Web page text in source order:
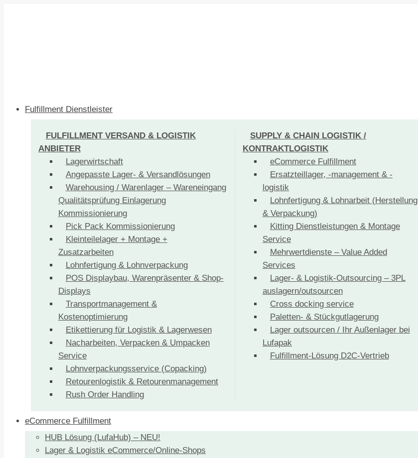
Fulfillment Dienstleister
FULFILLMENT VERSAND & LOGISTIK
ANBIETER
Lagerwirtschaft
Angepasste Lager- & Versandlösungen
Warehousing / Warenlager – Wareneingang
Qualitätsprüfung Einlagerung
Kommissionierung
Pick Pack Kommissionierung
Kleinteilelager + Montage +
Zusatzarbeiten
Lohnfertigung & Lohnverpackung
POS Displaybau, Warenpräsenter & Shop-
Displays
Transportmanagement &
Kostenoptimierung
Etikettierung für Logistik & Lagerwesen
Nacharbeiten, Verpacken & Umpacken
Service
Lohnverpackungsservice (Copacking)
Retourenlogistik & Retourenmanagement
Rush Order Handling
SUPPLY & CHAIN LOGISTIK /
KONTRAKTLOGISTIK
eCommerce Fulfillment
Ersatzteillager, -management & -
logistik
Lohnfertigung & Lohnarbeit (Herstellung
& Verpackung)
Kitting Dienstleistungen & Montage
Service
Mehrwertdienste – Value Added
Services
Lager- & Logistik-Outsourcing – 3PL
auslagern/outsourcen
Cross docking service
Paletten- & Stückgutlagerung
Lager outsourcen / Ihr Außenlager bei
Lufapak
Fulfillment-Lösung D2C-Vertrieb
eCommerce Fulfillment
HUB Lösung (LufaHub) – NEU!
Lager & Logistik eCommerce/Online-Shops